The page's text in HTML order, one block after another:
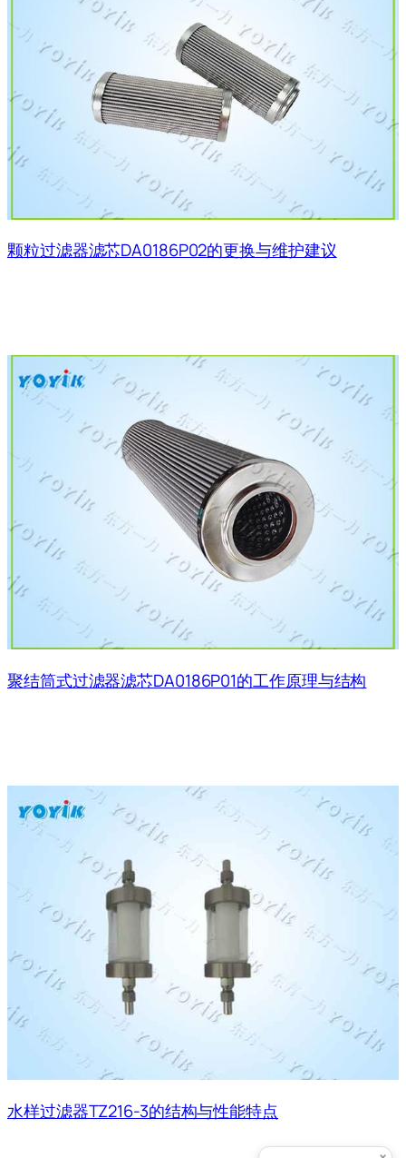
颗粒过滤器滤芯DA0186P02的更换与维护建议
聚结筒式过滤器滤芯DA0186P01的工作原理与结构
水样过滤器TZ216-3的结构与性能特点